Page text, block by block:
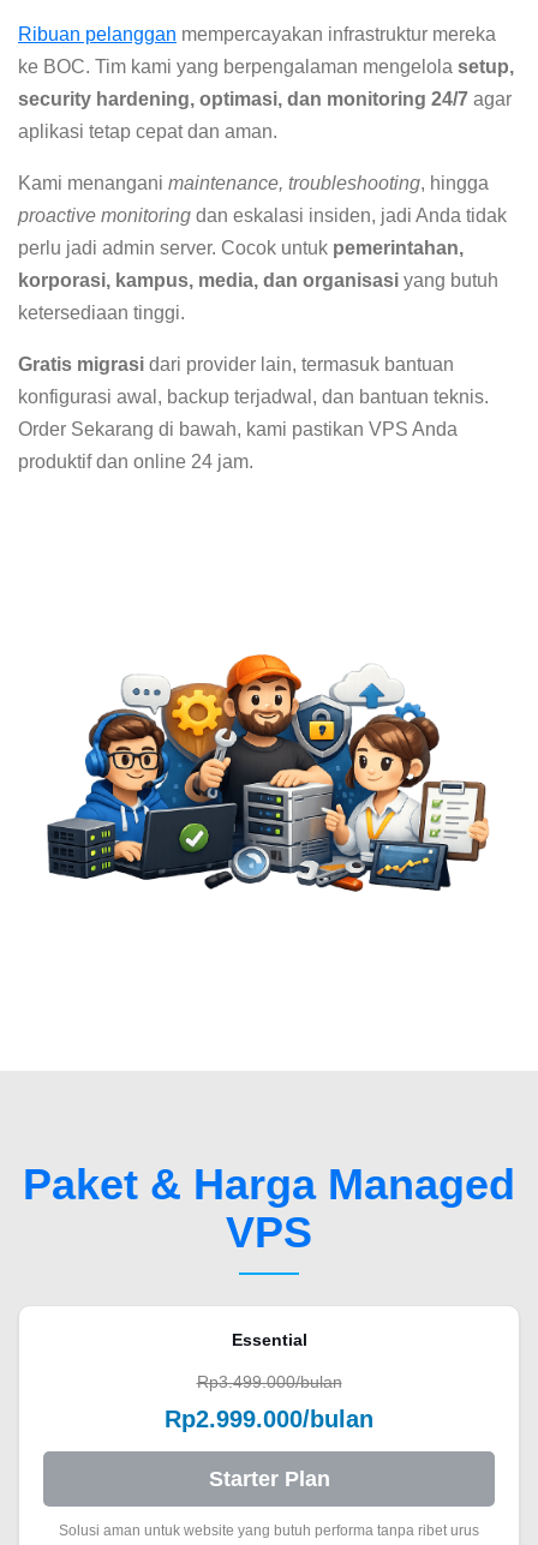
Ribuan pelanggan mempercayakan infrastruktur mereka
ke BOC. Tim kami yang berpengalaman mengelola setup,
security hardening, optimasi, dan monitoring 24/7 agar
aplikasi tetap cepat dan aman.
Kami menangani maintenance, troubleshooting, hingga
proactive monitoring dan eskalasi insiden, jadi Anda tidak
perlu jadi admin server. Cocok untuk pemerintahan,
korporasi, kampus, media, dan organisasi yang butuh
ketersediaan tinggi.
Gratis migrasi dari provider lain, termasuk bantuan
konfigurasi awal, backup terjadwal, dan bantuan teknis.
Order Sekarang di bawah, kami pastikan VPS Anda
produktif dan online 24 jam.
Paket & Harga Managed
VPS
Essential
Rp3.499.000/bulan
Rp2.999.000/bulan
Starter Plan
Solusi aman untuk website yang butuh performa tanpa ribet urus